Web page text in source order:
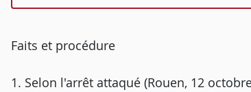
Faits et procédure
1. Selon l'arrêt attaqué (Rouen, 12